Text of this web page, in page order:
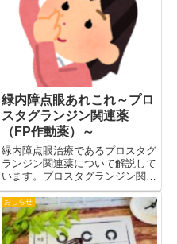
緑内障点眼あれこれ～プロ
スタグランジン関連薬
（FP作動薬）～
緑内障点眼治療であるプロスタグ
ランジン関連薬について解説して
います。プロスタグランジン関連
薬は緑内障点眼薬のなかで、最も
眼圧下降効果に優れて、全身的な
副作用もないため緑内障治療の第
1選択となっています。
おしらせ